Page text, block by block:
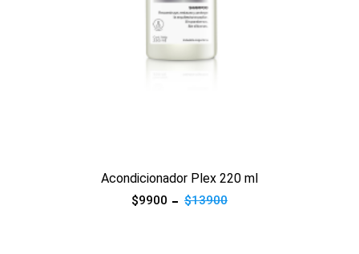
Acondicionador Plex 220 ml
$9900 $13900